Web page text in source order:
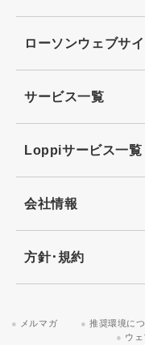
ローソンウェブサイ
サービス一覧
Loppiサービス一覧
会社情報
方針･規約
メルマガ 推奨環境に
ウ